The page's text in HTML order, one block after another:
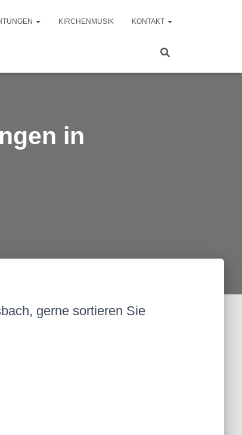
KIRCHENMUSIK KONTAKT
in
gerne sortieren Sie